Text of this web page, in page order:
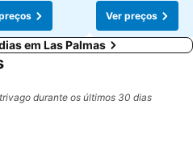
Ver preços
em Las Palmas
durante os últimos 30 dias